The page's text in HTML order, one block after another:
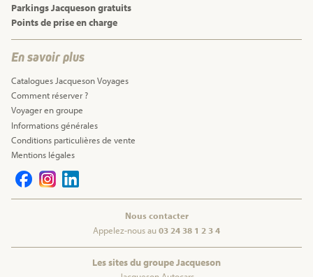
Parkings Jacqueson gratuits
Points de prise en charge
En savoir plus
Catalogues Jacqueson Voyages
Comment réserver ?
Voyager en groupe
Informations générales
Conditions particulières de vente
Mentions légales
Nous contacter
Appelez-nous au03 24 38 1 2 3 4
Les sites du groupe Jacqueson